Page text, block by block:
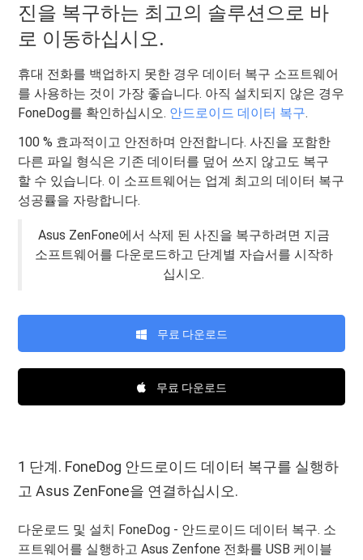
진을 복구하는 최고의 솔루션으로 바
로 이동하십시오.
휴대 전화를 백업하지 못한 경우 데이터 복구 소프트웨어
를 사용하는 것이 가장 좋습니다. 아직 설치되지 않은 경우
FoneDog를 확인하십시오. 안드로이드 데이터 복구.
100 % 효과적이고 안전하며 안전합니다. 사진을 포함한
다른 파일 형식은 기존 데이터를 덮어 쓰지 않고도 복구
할 수 있습니다. 이 소프트웨어는 업계 최고의 데이터 복구
성공률을 자랑합니다.
Asus ZenFone에서 삭제 된 사진을 복구하려면 지금
소프트웨어를 다운로드하고 단계별 자습서를 시작하
십시오.
무료 다운로드
무료 다운로드
1 단계. FoneDog 안드로이드 데이터 복구를 실행하
고 Asus ZenFone을 연결하십시오.
다운로드 및 설치 FoneDog - 안드로이드 데이터 복구. 소
프트웨어를 실행하고 Asus Zenfone 전화를 USB 케이블